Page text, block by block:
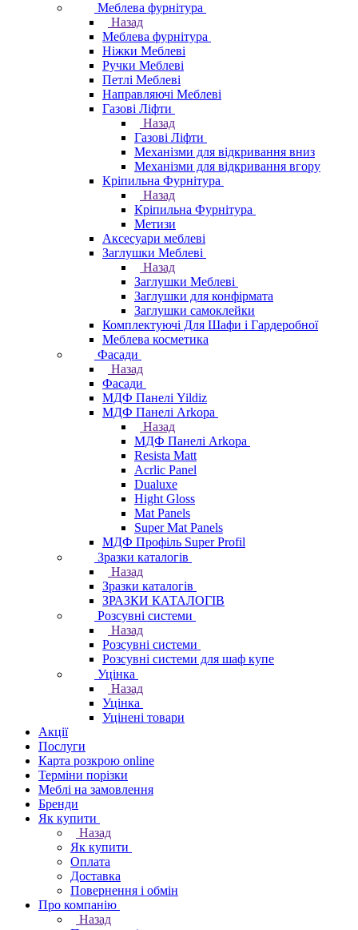
Меблева фурнітура
Назад
Меблева фурнітура
Ніжки Меблеві
Ручки Меблеві
Петлі Меблеві
Направляючі Меблеві
Газові Ліфти
Назад
Газові Ліфти
Механізми для відкривання вниз
Механізми для відкривання вгору
Кріпильна Фурнітура
Назад
Кріпильна Фурнітура
Метизи
Аксесуари меблеві
Заглушки Меблеві
Назад
Заглушки Меблеві
Заглушки для конфірмата
Заглушки самоклейки
Комплектуючі Для Шафи і Гардеробної
Меблева косметика
Фасади
Назад
Фасади
МДФ Панелі Yildiz
МДФ Панелі Arkopa
Назад
МДФ Панелі Arkopa
Resista Matt
Acrlic Panel
Dualuxe
Hight Gloss
Mat Panels
Super Mat Panels
МДФ Профіль Super Profil
Зразки каталогів
Назад
Зразки каталогів
ЗРАЗКИ КАТАЛОГІВ
Розсувні системи
Назад
Розсувні системи
Розсувні системи для шаф купе
Уцінка
Назад
Уцінка
Уцінені товари
Акції
Послуги
Карта розкрою online
Терміни порізки
Меблі на замовлення
Бренди
Як купити
Назад
Як купити
Оплата
Доставка
Повернення і обмін
Про компанію
Назад